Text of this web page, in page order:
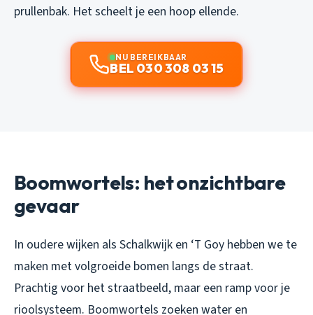
prullenbak. Het scheelt je een hoop ellende.
NU BEREIKBAAR
BEL 030 308 03 15
Boomwortels: het onzichtbare
gevaar
In oudere wijken als Schalkwijk en ‘T Goy hebben we te
maken met volgroeide bomen langs de straat.
Prachtig voor het straatbeeld, maar een ramp voor je
rioolsysteem. Boomwortels zoeken water en